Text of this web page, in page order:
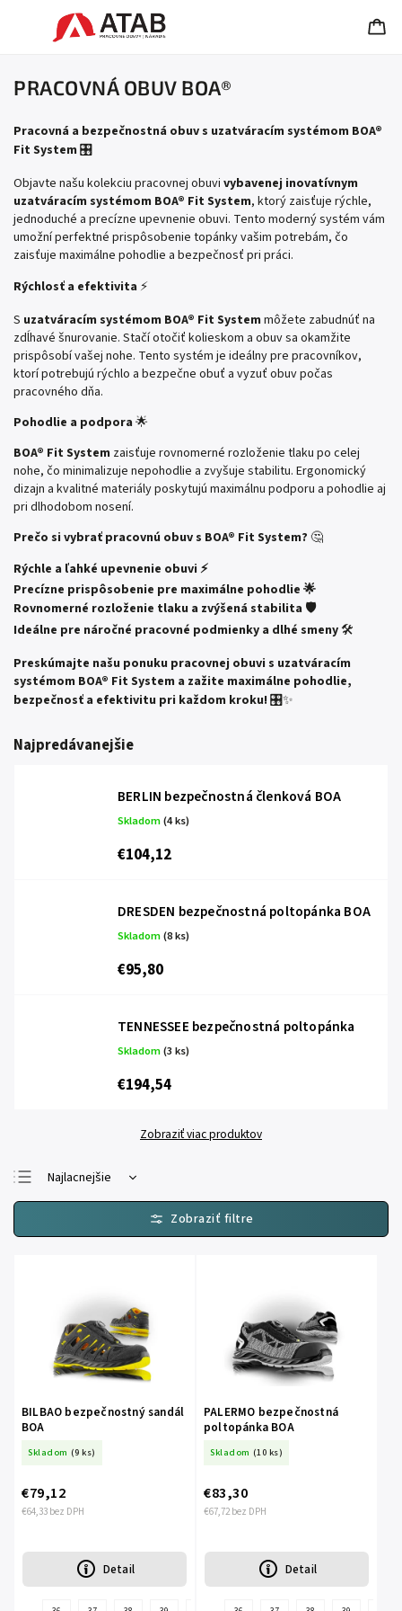
PRACOVNÁ OBUV BOA®
Pracovná a bezpečnostná obuv s uzatváracím systémom BOA®
Fit System 🎛️
Objavte našu kolekciu pracovnej obuvi vybavenej inovatívnym
uzatváracím systémom BOA® Fit System, ktorý zaisťuje rýchle,
jednoduché a precízne upevnenie obuvi. Tento moderný systém vám
umožní perfektné prispôsobenie topánky vašim potrebám, čo
zaisťuje maximálne pohodlie a bezpečnosť pri práci.
Rýchlosť a efektivita ⚡
S uzatváracím systémom BOA® Fit System môžete zabudnúť na
zdĺhavé šnurovanie. Stačí otočiť kolieskom a obuv sa okamžite
prispôsobí vašej nohe. Tento systém je ideálny pre pracovníkov,
ktorí potrebujú rýchlo a bezpečne obuť a vyzuť obuv počas
pracovného dňa.
Pohodlie a podpora 🌟
BOA® Fit System zaisťuje rovnomerné rozloženie tlaku po celej
nohe, čo minimalizuje nepohodlie a zvyšuje stabilitu. Ergonomický
dizajn a kvalitné materiály poskytujú maximálnu podporu a pohodlie aj
pri dlhodobom nosení.
Prečo si vybrať pracovnú obuv s BOA® Fit System? 🤔
Rýchle a ľahké upevnenie obuvi ⚡
Precízne prispôsobenie pre maximálne pohodlie 🌟
Rovnomerné rozloženie tlaku a zvýšená stabilita 🛡️
Ideálne pre náročné pracovné podmienky a dlhé smeny 🛠️
Preskúmajte našu ponuku pracovnej obuvi s uzatváracím
systémom BOA® Fit System a zažite maximálne pohodlie,
bezpečnosť a efektivitu pri každom kroku! 🎛️✨
Najpredávanejšie
BERLIN bezpečnostná členková BOA
Skladom(4 ks)
€104,12
DRESDEN bezpečnostná poltopánka BOA
Skladom(8 ks)
€95,80
TENNESSEE bezpečnostná poltopánka
Skladom(3 ks)
€194,54
Zobraziť viac produktov
Najlacnejšie
Najdrahšie
Najpredávanejšie
BILBAO bezpečnostný sandál
BOA
Skladom (9 ks)
€64,33 bez DPH
€79,12
Detail
PALERMO bezpečnostná
poltopánka BOA
Skladom (10 ks)
€67,72 bez DPH
€83,30
Detail